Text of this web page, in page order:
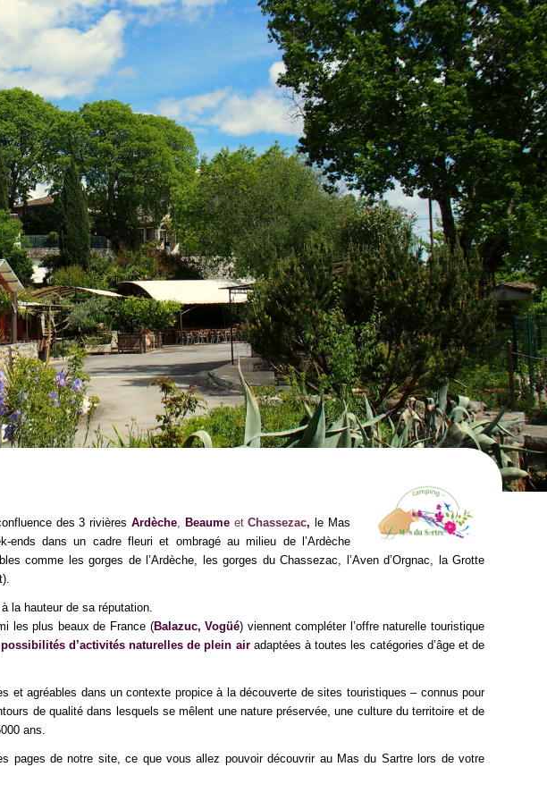
des 3 rivières Ardèche, Beaume etChassezac, le Mas
dans un cadre fleuri et ombragé au milieu de l’Ardèche
comme les gorges de l’Ardèche, les gorges du Chassezac, l’Aven d’Orgnac, la Grotte
la hauteur de sa réputation.
les plus beaux de France (Balazuc, Vogüé) viennent compléter l’offre naturelle touristique
d’activités naturelles de plein air adaptées à toutes les catégories d’âge et de
et agréables dans un contexte propice à la découverte de sites touristiques – connus pour
de qualité dans lesquels se mêlent une nature préservée, une culture du territoire et de
ans.
pages de notre site, ce que vous allez pouvoir découvrir au Mas du Sartre lors de votre